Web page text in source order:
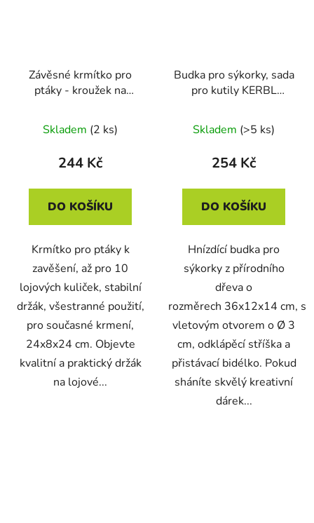
Závěsné krmítko pro
ptáky - kroužek na
87045 CIRCLE, kov
24x8x24 cm
Skladem (2 ks)
244 Kč
DO KOŠÍKU
Krmítko pro ptáky k
zavěšení, až pro 10
lojových kuliček, stabilní
držák, všestranné použití,
pro současné krmení,
24x8x24 cm. Objevte
kvalitní a praktický držák
na lojové...
Budka pro sýkorky, sada
pro kutily KERBL
Skladem (>5 ks)
254 Kč
DO KOŠÍKU
Hnízdící budka pro
sýkorky z přírodního
dřeva o
rozměrech 36x12x14 cm, s
vletovým otvorem o Ø 3
cm, odklápěcí stříška a
přistávací bidélko. Pokud
sháníte skvělý kreativní
dárek...